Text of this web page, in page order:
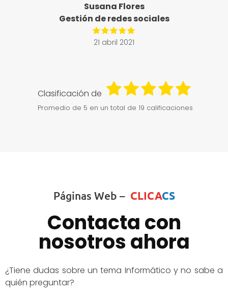
Susana Flores
Gestión de redes sociales
21 abril 2021
Clasificación de
Promedio de 5 en un total de 19 calificaciones
Páginas Web – CLICACS
Contacta con
nosotros ahora
¿Tiene dudas sobre un tema Informático y no sabe a
quién preguntar?